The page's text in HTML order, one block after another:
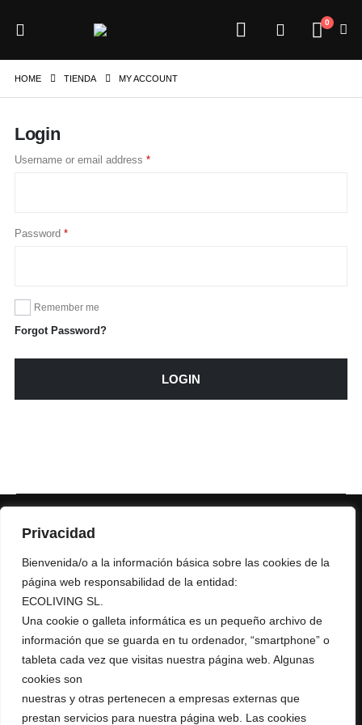
Privacidad
Bienvenida/o a la información básica sobre las cookies de la
página web responsabilidad de la entidad:
ECOLIVING SL.
Una cookie o galleta informática es un pequeño archivo de
información que se guarda en tu ordenador, “smartphone” o
tableta cada vez que visitas nuestra página web. Algunas
cookies son
nuestras y otras pertenecen a empresas externas que
prestan servicios para nuestra página web. Las cookies
0
HOME TIENDA MY ACCOUNT
Login
Username or email address *
Password *
Remember me
Forgot Password?
LOGIN
+ 34 967 16 04 64
AURUMRED@AURUMRED.COM
Condiciones de Venta
Política de Privacidad